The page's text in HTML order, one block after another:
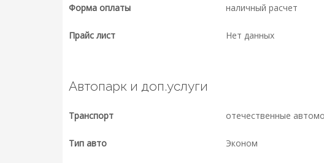
Форма оплаты наличный расчет
Прайс лист Нет данных
Автопарк и доп.услуги
Транспорт отечественные
Тип авто Эконом